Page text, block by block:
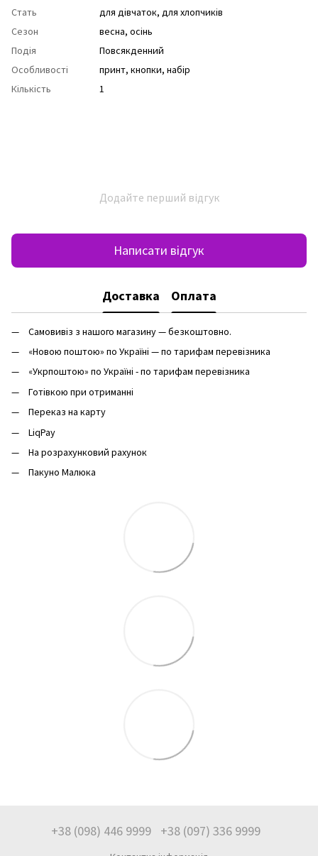
Стать
для дівчаток, для хлопчиків
Сезон
весна, осінь
Подія
Повсякденний
Особливості
принт, кнопки, набір
Кількість
1
Додайте перший відгук
Написати відгук
Доставка Оплата
Самовивіз з нашого магазину — безкоштовно.
«Новою поштою» по Україні — по тарифам перевізника
«Укрпоштою» по Україні - по тарифам перевізника
Готівкою при отриманні
Переказ на карту
LiqPay
На розрахунковий рахунок
Пакуно Малюка
+38 (098) 446 9999 +38 (097) 336 9999